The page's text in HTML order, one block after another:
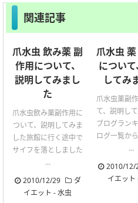
関連記事
爪水虫 飲み薬 副
作用について、
説明してみまし
た
爪水虫飲み薬副作用に
ついて、説明してみま
した旅館に行く途中で
サイフを落としました
...
2010/12/29
ダ
イエット -水虫
爪水虫
につい
してみ
爪水虫薬副
て、説明し
ブログラン
ログ一覧か
...
2010/12/
イエット